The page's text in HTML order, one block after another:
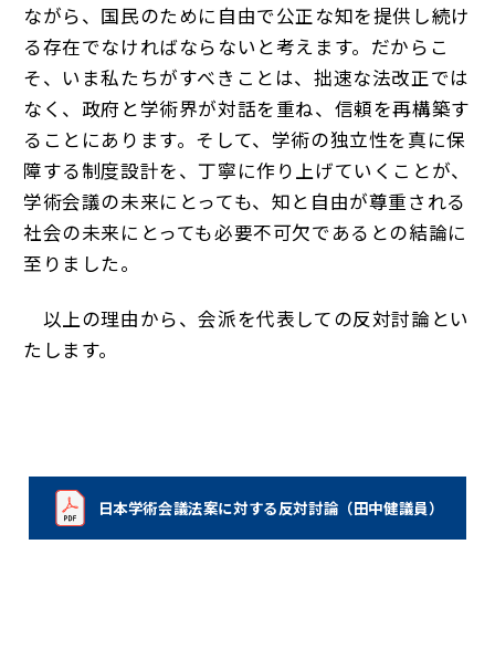
ながら、国民のために自由で公正な知を提供し続け
る存在でなければならないと考えます。だからこ
そ、いま私たちがすべきことは、拙速な法改正では
なく、政府と学術界が対話を重ね、信頼を再構築す
ることにあります。そして、学術の独立性を真に保
障する制度設計を、丁寧に作り上げていくことが、
学術会議の未来にとっても、知と自由が尊重される
社会の未来にとっても必要不可欠であるとの結論に
至りました。
以上の理由から、会派を代表しての反対討論とい
たします。
日本学術会議法案に対する反対討論（田中健議員）
（新しいタブで開く）